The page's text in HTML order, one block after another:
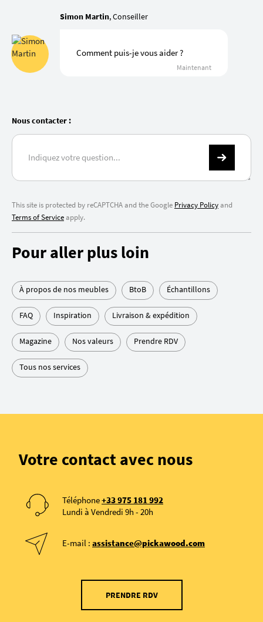
Simon Martin, Conseiller
Comment puis-je vous aider ?
Maintenant
Nous contacter :
This site is protected by reCAPTCHA and the Google Privacy Policyand
Terms of Serviceapply.
Pour aller plus loin
À propos de nos meubles BtoB Échantillons
FAQ Inspiration Livraison & expédition
Magazine Nos valeurs Prendre RDV
Tous nos services
Votre contact avec nous
Téléphone+33 975 181 992
Lundi à Vendredi 9h - 20h
E-mail : assistance@pickawood.com
PRENDRE RDV